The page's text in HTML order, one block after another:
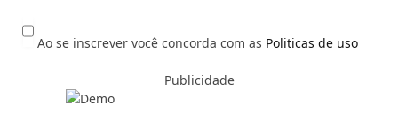
Ao se inscrever você concorda com as Politicas de uso
Publicidade